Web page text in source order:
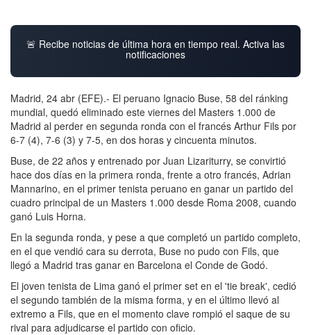
🚨 Recibe noticias de última hora en tiempo real. Activa las
notificaciones
Madrid, 24 abr (EFE).- El peruano Ignacio Buse, 58 del ránking
mundial, quedó eliminado este viernes del Masters 1.000 de
Madrid al perder en segunda ronda con el francés Arthur Fils por
6-7 (4), 7-6 (3) y 7-5, en dos horas y cincuenta minutos.
Buse, de 22 años y entrenado por Juan Lizariturry, se convirtió
hace dos días en la primera ronda, frente a otro francés, Adrian
Mannarino, en el primer tenista peruano en ganar un partido del
cuadro principal de un Masters 1.000 desde Roma 2008, cuando
ganó Luis Horna.
En la segunda ronda, y pese a que completó un partido completo,
en el que vendió cara su derrota, Buse no pudo con Fils, que
llegó a Madrid tras ganar en Barcelona el Conde de Godó.
El joven tenista de Lima ganó el primer set en el 'tie break', cedió
el segundo también de la misma forma, y en el último llevó al
extremo a Fils, que en el momento clave rompió el saque de su
rival para adjudicarse el partido con oficio.